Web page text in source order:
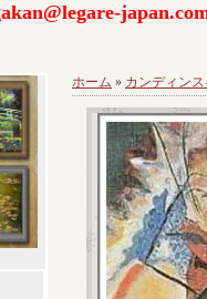
ホーム » カンディン